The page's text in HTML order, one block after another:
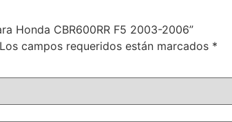
Honda CBR600RR F5 2003-2006”
Los campos requeridos están marcados *